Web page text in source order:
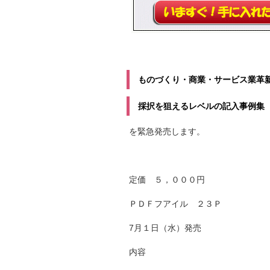
ものづくり・商業・サービス業革
採択を狙えるレベルの記入事例集
を緊急発売します。
定価 ５，０００円
ＰＤＦフアイル ２３Ｐ
7月１日（水）発売
内容